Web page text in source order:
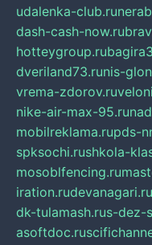
udalenka-club.ru
dash-cash-now.ru
hotteygroup.ru
dveriland73.runis-
vrema-zdorov.ru
nike-air-max-95.ru
mobilreklama.rupds-
spksochi.rushkola-
mosoblfencing.ru
iration.rudevanagari.ru
dk-tulamash.rus-dez-
asoftdoc.ru